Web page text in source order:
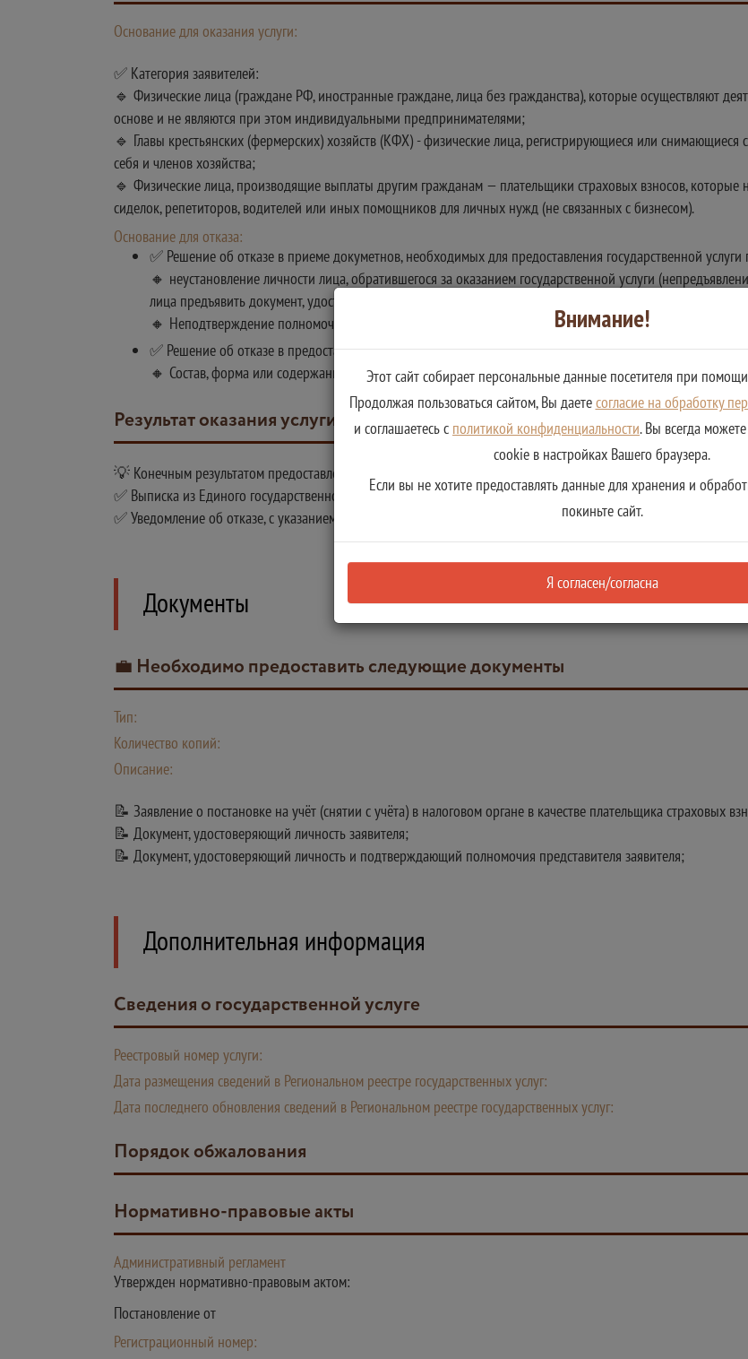
Основание для оказания услуги:
✅ Категория заявителей:
🔹 Физические лица (граждане РФ, иностранные граждане, лица без гражданства), которые осуществляют
основе и не являются при этом индивидуальными предпринимателями;
🔹 Главы крестьянских (фермерских) хозяйств (КФХ) - физические лица, регистрирующиеся или снимающиеся
себя и членов хозяйства;
🔹 Физические лица, производящие выплаты другим гражданам — плательщики страховых взносов,
сиделок, репетиторов, водителей или иных помощников для личных нужд (не связанных с бизнесом).
Основание для отказа:
✅ Решение об отказе в приеме докуметнов, необходимых для предоставления государственной услуги
🔸 неустановление личности лица, обратившегося за оказанием государственной услуги
лица предъявить документ, удостоверяющий его личность, предъявление документа, удостоверяющего
🔸 Неподтверждение полномочий представителя гражданина.
✅ Решение об отказе в предоставлении государственной услуги принимается в случае, если:
🔸 Состав, форма или содержание поданных документов не соответствуют требованиям.
Результат оказания услуги
💡 Конечным результатом предоставления государственной услуги является
✅ Выписка из Единого государственного реестра налогоплательщиков о постановке на учет (снятии с учета) в
✅ Уведомление об отказе, с указанием причин отказа
Документы
💼 Необходимо предоставить следующие документы
Тип:
Количество копий:
Описание:
📝 Заявление о постановке на учёт (снятии с учёта) в налоговом органе в качестве плательщика страховых
📝 Документ, удостоверяющий личность заявителя;
📝 Документ, удостоверяющий личность и подтверждающий полномочия представителя заявителя;
Дополнительная информация
Сведения о государственной услуге
Реестровый номер услуги:
Дата размещения сведений в Региональном реестре государственных услуг:
Дата последнего обновления сведений в Региональном реестре государственных услуг:
Порядок обжалования
Нормативно-правовые акты
Административный регламент
Утвержден нормативно-правовым актом:
Постановление от
Регистрационный номер:
Внимание!
Этот сайт собирает персональные данные посетителя при
Продолжая пользоваться сайтом, Вы даетесогласие на обработку
и соглашаетесь с политикой конфиденциальности. Вы всегда
cookie в настройках Вашего браузера.
Если вы не хотите предоставлять данные для хранения и
покиньте сайт.
Я согласен/согласна